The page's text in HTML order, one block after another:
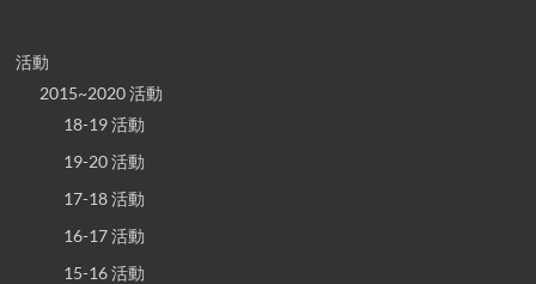
活動
2015~2020 活動
18-19 活動
19-20 活動
17-18 活動
16-17 活動
15-16 活動